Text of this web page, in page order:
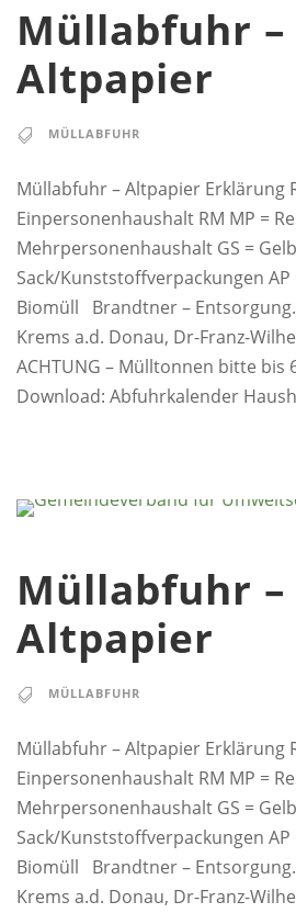
Müllabfuhr –
Altpapier
MÜLLABFUHR
Müllabfuhr – Altpapier Erklärung
Einpersonenhaushalt RM MP =
Mehrpersonenhaushalt GS =
Sack/Kunststoffverpackungen AP
Biomüll Brandtner –
Krems a.d. Donau, Dr-Franz-
ACHTUNG – Mülltonnen bitte bis
Download: Abfuhrkalender
Müllabfuhr –
Altpapier
MÜLLABFUHR
Müllabfuhr – Altpapier Erklärung
Einpersonenhaushalt RM MP =
Mehrpersonenhaushalt GS =
Sack/Kunststoffverpackungen AP
Biomüll Brandtner –
Krems a.d. Donau, Dr-Franz-